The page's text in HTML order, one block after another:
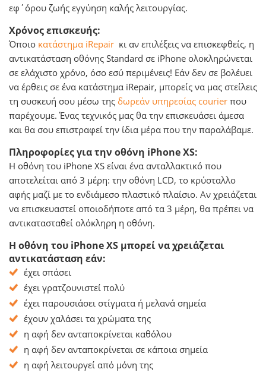
εφ΄όρου ζωής εγγύηση καλής λειτουργίας.
Χρόνος επισκευής:
Όποιο κατάστημα iRepair κι αν επιλέξεις να επισκεφθείς, η
αντικατάσταση οθόνης Standard σε iPhone ολοκληρώνεται
σε ελάχιστο χρόνο, όσο εσύ περιμένεις! Εάν δεν σε βολέυει
να έρθεις σε ένα κατάστημα iRepair, μπορείς να μας στείλεις
τη συσκευή σου μέσω της δωρεάν υπηρεσίας courier που
παρέχουμε. Ένας τεχνικός μας θα την επισκευάσει άμεσα
και θα σου επιστραφεί την ίδια μέρα που την παραλάβαμε.
Πληροφορίες για την οθόνη iPhone XS:
Η οθόνη του iPhone XS είναι ένα ανταλλακτικό που
αποτελείται από 3 μέρη: την οθόνη LCD, το κρύσταλλο
αφής μαζί με το ενδιάμεσο πλαστικό πλαίσιο. Αν χρειάζεται
να επισκευαστεί οποιοδήποτε από τα 3 μέρη, θα πρέπει να
αντικατασταθεί ολόκληρη η οθόνη.
Η οθόνη του iPhone XS μπορεί να χρειάζεται
αντικατάσταση εάν:
έχει σπάσει
έχει γρατζουνιστεί πολύ
έχει παρουσιάσει στίγματα ή μελανά σημεία
έχουν χαλάσει τα χρώματα της
η αφή δεν ανταποκρίνεται καθόλου
η αφή δεν ανταποκρίνεται σε κάποια σημεία
η αφή λειτουργεί από μόνη της